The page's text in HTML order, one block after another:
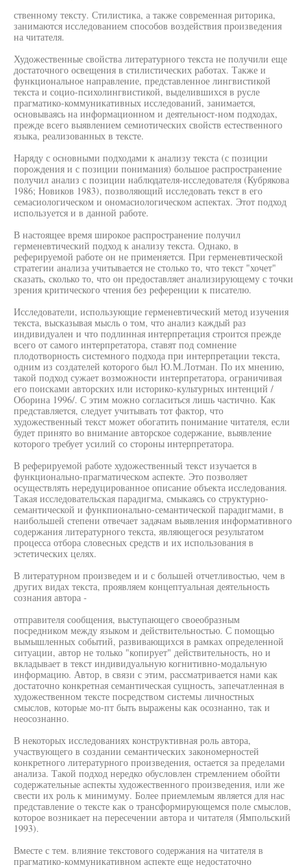
ственному тексту. Стилистика, а также современная риторика,
занимаются исследованием способов воздействия произведения
на читателя.
Художественные свойства литературного текста не получили еще
достаточного освещения в стилистических работах. Также и
функциональное направление, представленное лингвистикой
текста и социо-психолингвистикой, выделившихся в русле
прагматико-коммуникативных исследований, занимается,
основываясь на информационном и деятельност-ном подходах,
прежде всего выявлением семиотических свойств естественного
языка, реализованных в тексте.
Наряду с основными подходами к анализу текста (с позиции
порождения и с позиции понимания) большое распространение
получил анализ с позиции наблюдателя-исследователя (Кубрякова
1986; Новиков 1983), позволяющий исследовать текст в его
семасиологическом и ономасиологическом аспектах. Этот подход
используется и в данной работе.
В настоящее время широкое распространение получил
герменевтический подход к анализу текста. Однако, в
реферируемой работе он не применяется. При герменевтической
стратегии анализа учитывается не столько то, что текст "хочет"
сказать, сколько то, что он предоставляет анализирующему с точки
зрения критического чтения без референции к писателю.
Исследователи, использующие герменевтический метод изучения
текста, высказывая мысль о том, что анализ каждый раз
индивидуален и что подлинная интерпретация строится прежде
всего от самого интерпретатора, ставят под сомнение
плодотворность системного подхода при интерпретации текста,
одним из создателей которого был Ю.М.Лотман. По их мнению,
такой подход сужает возможности интерпретатора, ограничивая
его поисками авторских или историко-культурных интенций /
Оборина 1996/. С этим можно согласиться лишь частично. Как
представляется, следует учитывать тот фактор, что
художественный текст может обогатить понимание читателя, если
будет принято во внимание авторское содержание, выявление
которого требует усилий со стороны интерпретатора.
В реферируемой работе художественный текст изучается в
функционально-прагматическом аспекте. Это позволяет
осуществлять нередуцированное описание объекта исследования.
Такая исследовательская парадигма, смыкаясь со структурно-
семантической и функпионально-семантической парадигмами, в
наибольшей степени отвечает задачам выявления информативного
содержания литературного текста, являющегося результатом
процесса отбора словесных средств и их использования в
эстетических целях.
В литературном произведем и и с большей отчетливостью, чем в
других видах текста, проявляем концептуальная деятельность
сознания автора -
отправителя сообщения, выступающего своеобразным
посредником между языком и действительностью. С помощью
вымышленных событий, развивающихся в рамках определенной
ситуации, автор не только "копирует" действительность, но и
вкладывает в текст индивидуальную когнитивно-модальную
информацию. Автор, в связи с этим, рассматривается нами как
достаточно конкретная семантическая сущность, запечатленная в
художественном тексте посредством системы личностных
смыслов, которые мо-пт быть выражены как осознанно, так и
неосознанно.
В некоторых исследованиях конструктивная роль автора,
участвующего в создании семантических закономерностей
конкретного литературного произведения, остается за пределами
анализа. Такой подход нередко обусловлен стремлением обойти
содержательные аспекты художественного произведения, или же
свести их роль к минимуму. Более приемлемым является для нас
представление о тексте как о трансформирующемся поле смыслов,
которое возникает на пересечении автора и читателя (Ямпольский
1993).
Вместе с тем. влияние текстового содержания на читателя в
прагматико-коммуникативном аспекте еще недостаточно